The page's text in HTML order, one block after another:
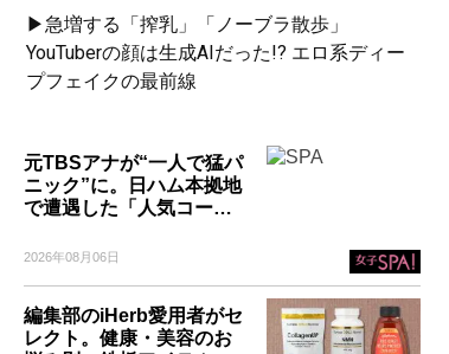
▶急増する「搾乳」「ノーブラ散歩」
YouTuberの顔は生成AIだった!? エロ系ディー
プフェイクの最前線
元TBSアナが“一人で猛パ
ニック”に。日ハム本拠地
で遭遇した「人気コー…
2026年08月06日
編集部のiHerb愛用者がセ
レクト。健康・美容のお